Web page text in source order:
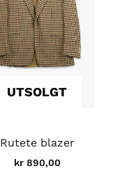
UTSOLGT
Rutete blazer
kr890,00